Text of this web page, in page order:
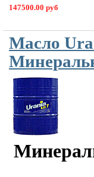
147500.00 руб
Масло